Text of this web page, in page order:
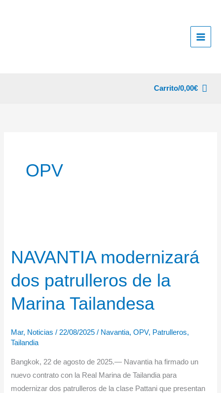
Carrito/0,00€
OPV
NAVANTIA modernizará
dos patrulleros de la
Marina Tailandesa
Mar, Noticias / 22/08/2025/ Navantia,OPV, Patrulleros,
Tailandia
Bangkok, 22 de agosto de 2025.— Navantia ha firmado un
nuevo contrato con la Real Marina de Tailandia para
modernizar dos patrulleros de la clase Pattani que presentan